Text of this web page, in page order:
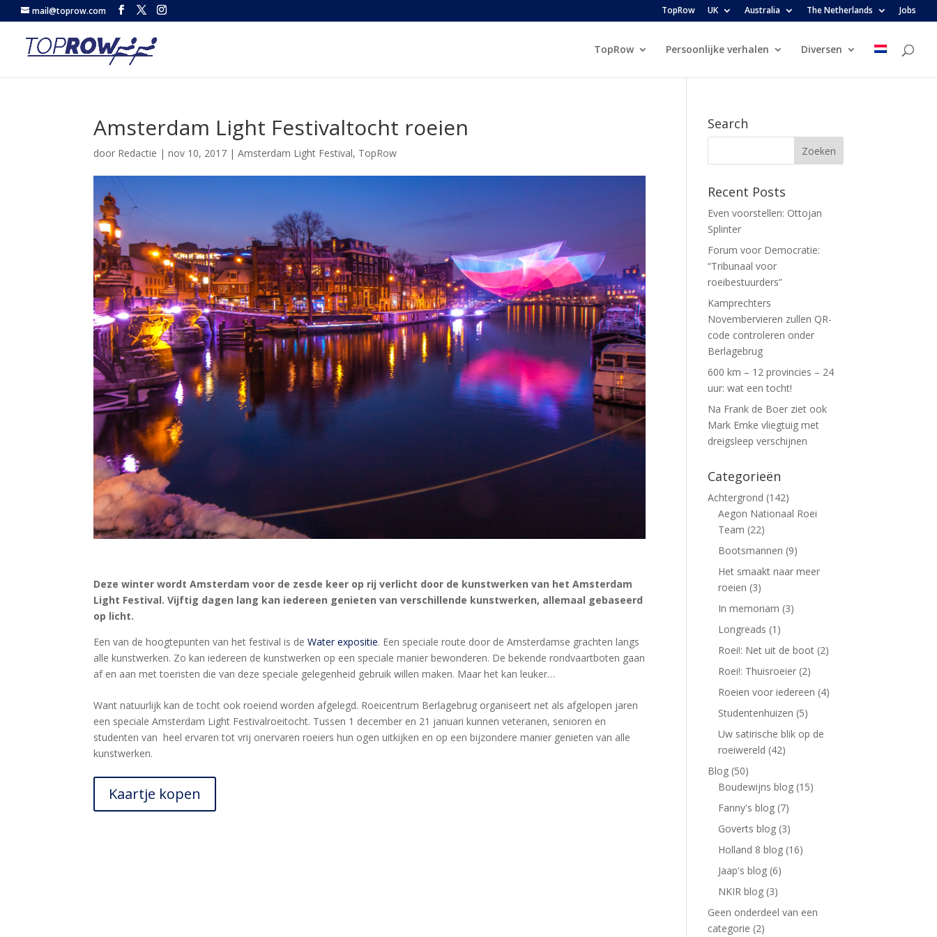
mail@toprow.com TopRow UK Australia The Netherlands Jobs
TopRow Persoonlijke verhalen Diversen
Amsterdam Light Festivaltocht roeien
door Redactie |nov 10, 2017 |Amsterdam Light Festival, TopRow
Deze winter wordt Amsterdam voor de zesde keer op rij verlicht door de kunstwerken van het Amsterdam
Light Festival. Vijftig dagen lang kan iedereen genieten van verschillende kunstwerken, allemaal gebaseerd
op licht.
Een van de hoogtepunten van het festival is deWater expositie. Een speciale route door de Amsterdamse grachten langs
alle kunstwerken. Zo kan iedereen de kunstwerken op een speciale manier bewonderen. De bekende rondvaartboten gaan
af en aan met toeristen die van deze speciale gelegenheid gebruik willen maken. Maar het kan leuker…
Want natuurlijk kan de tocht ook roeiend worden afgelegd. Roeicentrum Berlagebrug organiseert net als afgelopen jaren
een speciale Amsterdam Light Festivalroeitocht. Tussen 1 december en 21 januari kunnen veteranen, senioren en
studenten van heel ervaren tot vrij onervaren roeiers hun ogen uitkijken en op een bijzondere manier genieten van alle
kunstwerken.
Kaartje kopen
Search
Recent Posts
Even voorstellen: Ottojan
Splinter
Forum voor Democratie:
“Tribunaal voor
roeibestuurders”
Kamprechters
Novembervieren zullen QR-
code controleren onder
Berlagebrug
600 km – 12 provincies – 24
uur: wat een tocht!
Na Frank de Boer ziet ook
Mark Emke vliegtuig met
dreigsleep verschijnen
Categorieën
Achtergrond (142)
Aegon Nationaal Roei
Team (22)
Bootsmannen (9)
Het smaakt naar meer
roeien (3)
In memoriam (3)
Longreads (1)
Roei!: Net uit de boot (2)
Roei!: Thuisroeier (2)
Roeien voor iedereen (4)
Studentenhuizen (5)
Uw satirische blik op de
roeiwereld (42)
Blog (50)
Boudewijns blog (15)
Fanny's blog (7)
Goverts blog (3)
Holland 8 blog (16)
Jaap's blog (6)
NKIR blog (3)
Geen onderdeel van een
categorie (2)